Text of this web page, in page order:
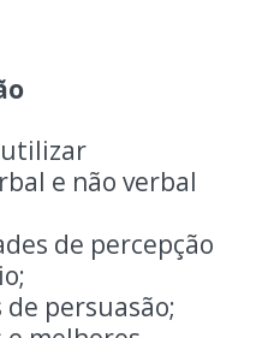
e não verbal
de percepção
persuasão;